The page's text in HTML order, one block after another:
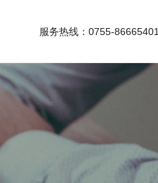
服务热线：0755-86665401